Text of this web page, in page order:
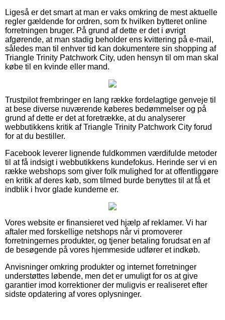
Ligeså er det smart at man er vaks omkring de mest aktuelle
regler gældende for ordren, som fx hvilken bytteret online
forretningen bruger. På grund af dette er det i øvrigt
afgørende, at man stadig beholder ens kvittering på e-mail,
således man til enhver tid kan dokumentere sin shopping af
Triangle Trinity Patchwork City, uden hensyn til om man skal
købe til en kvinde eller mand.
Trustpilot frembringer en lang række fordelagtige genveje til
at bese diverse nuværende køberes bedømmelser og på
grund af dette er det at foretrække, at du analyserer
webbutikkens kritik af Triangle Trinity Patchwork City forud
for at du bestiller.
Facebook leverer lignende fuldkommen værdifulde metoder
til at få indsigt i webbutikkens kundefokus. Herinde ser vi en
række webshops som giver folk mulighed for at offentliggøre
en kritik af deres køb, som tilmed burde benyttes til at få et
indblik i hvor glade kunderne er.
Vores website er finansieret ved hjælp af reklamer. Vi har
aftaler med forskellige netshops når vi promoverer
forretningernes produkter, og tjener betaling forudsat en af
de besøgende på vores hjemmeside udfører et indkøb.
Anvisninger omkring produkter og internet forretninger
understøttes løbende, men det er umuligt for os at give
garantier imod korrektioner der muligvis er realiseret efter
sidste opdatering af vores oplysninger.